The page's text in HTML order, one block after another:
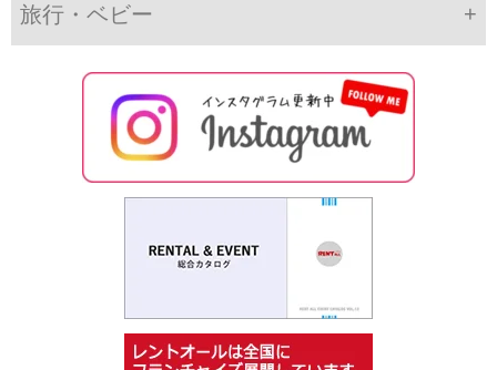
旅行・ベビー